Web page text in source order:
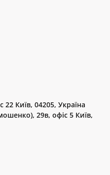
Київ, 04205, Україна
29в, офіс 5 Київ,